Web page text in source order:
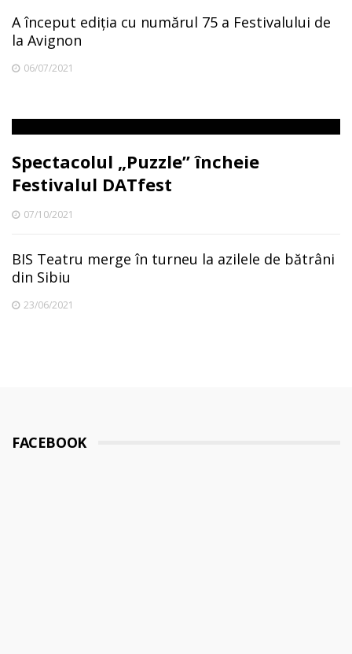
A început ediția cu numărul 75 a Festivalului de
la Avignon
06/07/2021
Spectacolul „Puzzle” încheie
Festivalul DATfest
07/10/2021
BIS Teatru merge în turneu la azilele de bătrâni
din Sibiu
23/06/2021
FACEBOOK